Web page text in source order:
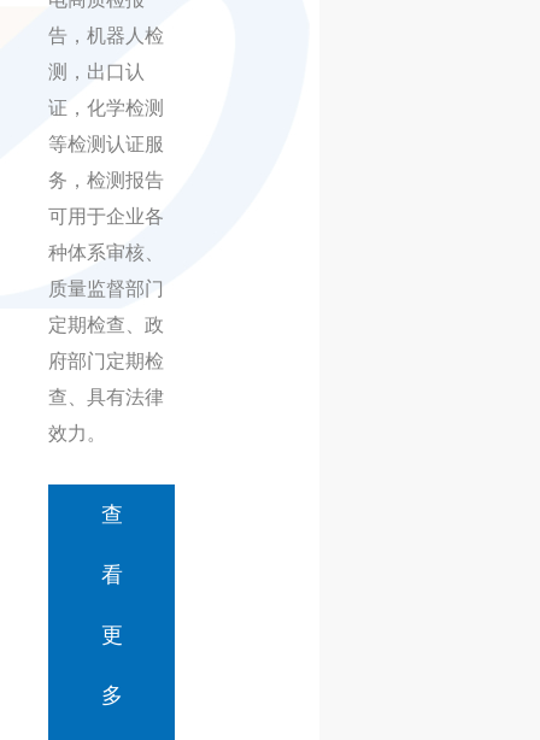
告，机器人检
测，出口认
证，化学检测
等检测认证服
务，检测报告
可用于企业各
种体系审核、
质量监督部门
定期检查、政
府部门定期检
查、具有法律
效力。
查
看
更
多